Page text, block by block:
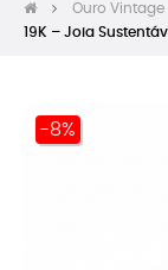
Ouro Vintage
19K – Joia
-8%